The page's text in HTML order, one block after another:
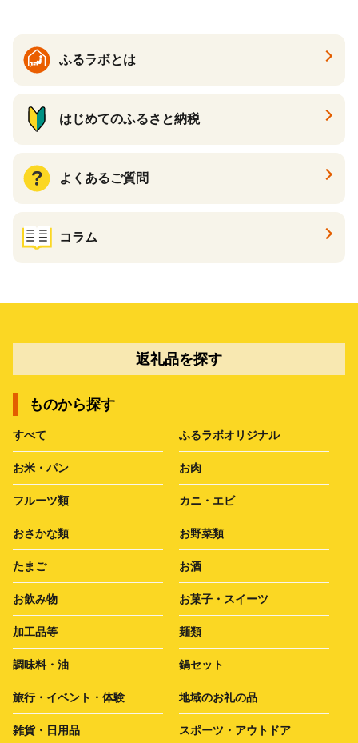
酎 サーモン 野菜 魚介 海産物
ふるラボとは
はじめてのふるさと納税
よくあるご質問
コラム
返礼品を探す
ものから探す
すべて ふるラボオリジナル
お米・パン お肉
フルーツ類 カニ・エビ
おさかな類 お野菜類
たまご お酒
お飲み物 お菓子・スイーツ
加工品等 麺類
調味料・油 鍋セット
旅行・イベント・体験 地域のお礼の品
雑貨・日用品 スポーツ・アウトドア